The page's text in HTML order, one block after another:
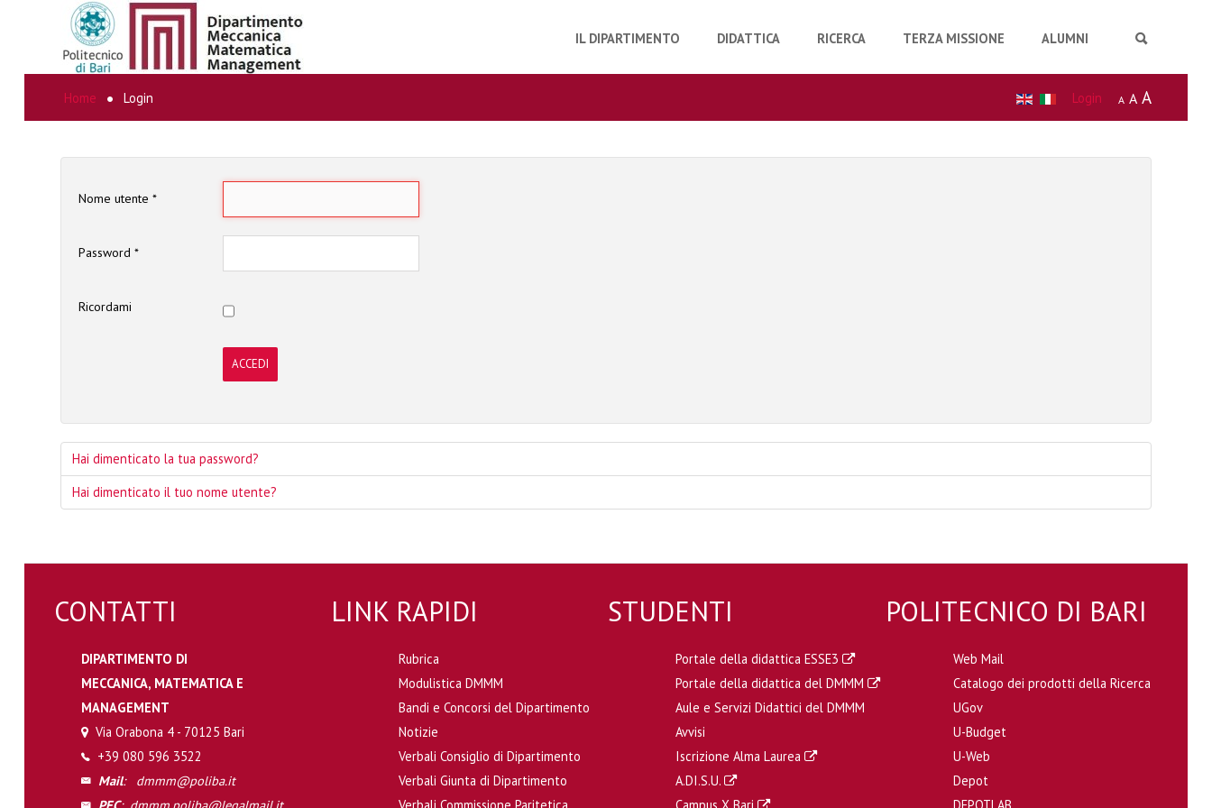
CERCA...
IL DIPARTIMENTO DIDATTICA RICERCA TERZA MISSIONE ALUMNI
Home Login A A A
Login
Nome utente *
Password *
Ricordami
ACCEDI
Hai dimenticato la tua password?
Hai dimenticato il tuo nome utente?
CONTATTI
DIPARTIMENTO DI
MECCANICA, MATEMATICA E
MANAGEMENT
Via Orabona 4 - 70125 Bari
+39 080 596 3522
Mail: dmmm@poliba.it
LINK RAPIDI
Rubrica
Modulistica DMMM
Bandi e Concorsi del Dipartimento
Notizie
Verbali Consiglio di Dipartimento
Verbali Giunta di Dipartimento
STUDENTI
Portale della didattica ESSE3
Portale della didattica del DMMM
Aule e Servizi Didattici del DMMM
Avvisi
Iscrizione Alma Laurea
A.DI.S.U.
POLITECNICO DI BARI
Web Mail
Catalogo dei prodotti della Ricerca
UGov
U-Budget
U-Web
Depot